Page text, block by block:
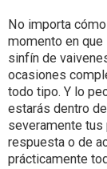
No importa
momento en que
sinfín de
ocasiones
todo tipo. Y lo
estarás dentro
severamente
respuesta o de
prácticamente